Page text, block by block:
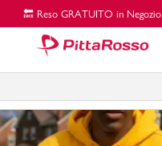
🔙 Reso GRATUITO in Negozio